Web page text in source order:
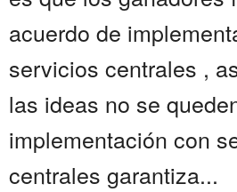
acuerdo de
servicios centrales ,
las ideas no se
implementación con
centrales garantiza...